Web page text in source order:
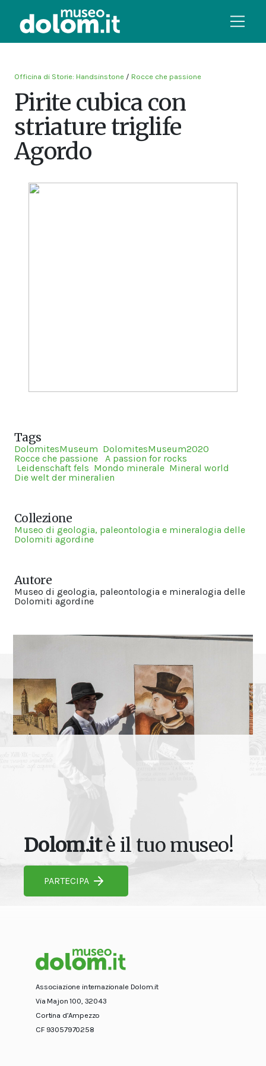
Officina di Storie: Handsinstone / Rocce che passione
Pirite cubica con
striature triglife
Agordo
Tags
DolomitesMuseum DolomitesMuseum2020
Rocce che passione
A passion for rocks
Leidenschaft fels Mondo minerale Mineral world
Die welt der mineralien
Collezione
Museo di geologia, paleontologia e mineralogia delle
Dolomiti agordine
Autore
Museo di geologia, paleontologia e mineralogia delle
Dolomiti agordine
Dolom.itè il tuo museo!
PARTECIPA
Associazione internazionale Dolom.it
Via Majon 100, 32043
Cortina d’Ampezzo
CF 93057970258